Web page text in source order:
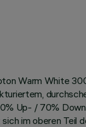
Warm White
Up- / 70%
im oberen